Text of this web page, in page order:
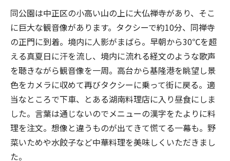
同公園は中正区の小高い山の上に大仏禅寺があり、そこ
に巨大な観音像があります。タクシーで約10分、同禅寺
の正門に到着。境内に人影がまばら。早朝から30℃を超
える真夏日に汗を流し、境内に流れる経文のような歌声
を聴きながら観音像を一周。高台から基隆港を眺望し景
色をカメラに収めて再びタクシーに乗って街に戻る。適
当なところで下車、とある湖南料理店に入り昼食にしま
した。言葉は通じないのでメニューの漢字をたよりに料
理を注文。想像と違うものが出てきて慌てる一幕も。野
菜いためや水餃子など中華料理を美味しくいただきまし
た。